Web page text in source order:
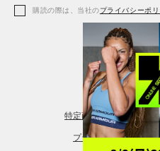
アクセサリー
レギンス＆タイツ
シューズ
購読の際は、当社のプライバシーポ
特定商取引法に基づく
プライバシーポリシー